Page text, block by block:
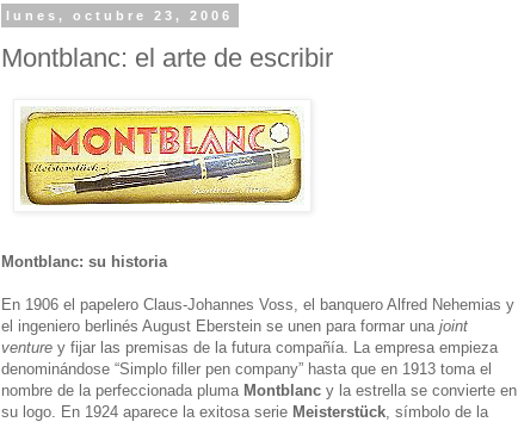
lunes, octubre 23, 2006
Montblanc: el arte de escribir
Montblanc: su historia
En 1906 el papelero Claus-Johannes Voss, el banquero Alfred Nehemias y
el ingeniero berlinés August Eberstein se unen para formar una joint
venture y fijar las premisas de la futura compañía. La empresa empieza
denominándose “Simplo filler pen company” hasta que en 1913 toma el
nombre de la perfeccionada pluma Montblanc y la estrella se convierte en
su logo. En 1924 aparece la exitosa serie Meisterstück , símbolo de la